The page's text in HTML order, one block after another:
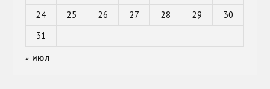
24
25 26 27 28 29
30
31
« ИЮЛ